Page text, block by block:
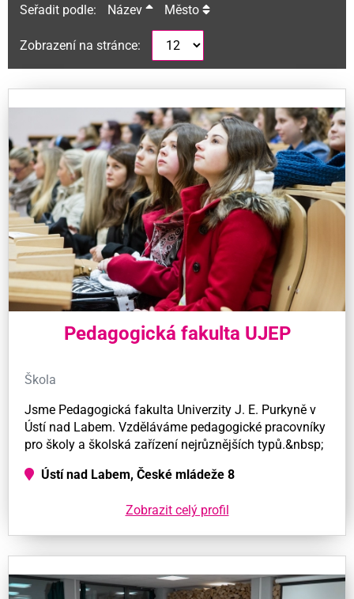
Seřadit podle: Název Město
Zobrazení na stránce:
Pedagogická fakulta UJEP
Škola
Jsme Pedagogická fakulta Univerzity J. E. Purkyně v
Ústí nad Labem. Vzděláváme pedagogické pracovníky
pro školy a školská zařízení nejrůznějších typů.&nbsp;
Ústí nad Labem, České mládeže 8
Zobrazit celý profil